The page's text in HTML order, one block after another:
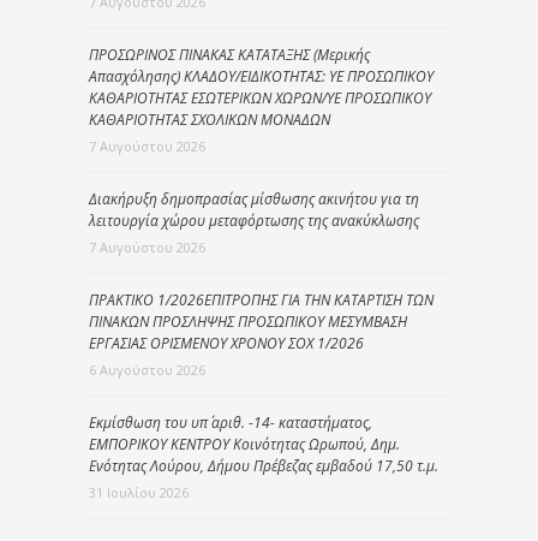
ΠΡΟΣΩΡΙΝΟΣ ΠΙΝΑΚΑΣ ΚΑΤΑΤΑΞΗΣ (Μερικής
Απασχόλησης) ΚΛΑΔΟΥ/ΕΙΔΙΚΟΤΗΤΑΣ: ΥΕ ΠΡΟΣΩΠΙΚΟΥ
ΚΑΘΑΡΙΟΤΗΤΑΣ ΕΣΩΤΕΡΙΚΩΝ ΧΩΡΩΝ/ΥΕ ΠΡΟΣΩΠΙΚΟΥ
ΚΑΘΑΡΙΟΤΗΤΑΣ ΣΧΟΛΙΚΩΝ ΜΟΝΑΔΩΝ
7 Αυγούστου 2026
Διακήρυξη δημοπρασίας μίσθωσης ακινήτου για τη
λειτουργία χώρου μεταφόρτωσης της ανακύκλωσης
7 Αυγούστου 2026
ΠΡΑΚΤΙΚΟ 1/2026ΕΠΙΤΡΟΠΗΣ ΓΙΑ ΤΗΝ ΚΑΤΑΡΤΙΣΗ ΤΩΝ
ΠΙΝΑΚΩΝ ΠΡΟΣΛΗΨΗΣ ΠΡΟΣΩΠΙΚΟΥ ΜΕΣΥΜΒΑΣΗ
ΕΡΓΑΣΙΑΣ ΟΡΙΣΜΕΝΟΥ ΧΡΟΝΟΥ ΣΟΧ 1/2026
6 Αυγούστου 2026
Εκμίσθωση του υπ΄ αριθ. -14- καταστήματος,
ΕΜΠΟΡΙΚΟΥ ΚΕΝΤΡΟΥ Κοινότητας Ωρωπού, Δημ.
Ενότητας Λούρου, Δήμου Πρέβεζας εμβαδού 17,50 τ.μ.
31 Ιουλίου 2026